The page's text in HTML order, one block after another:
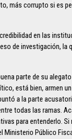
más corrupto si es
en las
de investigación, la
parte de su
está bien, armen
a la parte
todas las ramas.
para entenderlo.
Ministerio Público